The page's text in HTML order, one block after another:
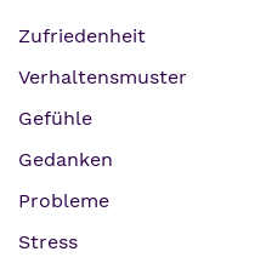
Zufriedenheit
Verhaltensmuster
Gefühle
Gedanken
Probleme
Stress